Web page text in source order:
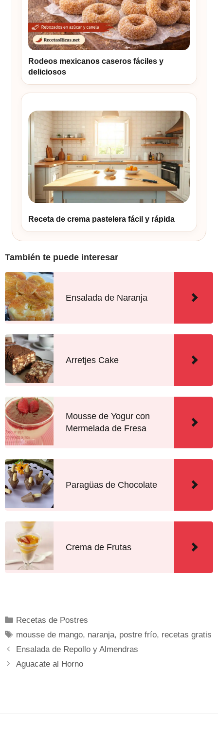
Rodeos mexicanos caseros fáciles y
deliciosos
Receta de crema pastelera fácil y rápida
También te puede interesar
Ensalada de Naranja
Arretjes Cake
Mousse de Yogur con
Mermelada de Fresa
Paragüas de Chocolate
Crema de Frutas
Recetas de Postres
mousse de mango, naranja, postre frío, recetas gratis
Ensalada de Repollo y Almendras
Aguacate al Horno